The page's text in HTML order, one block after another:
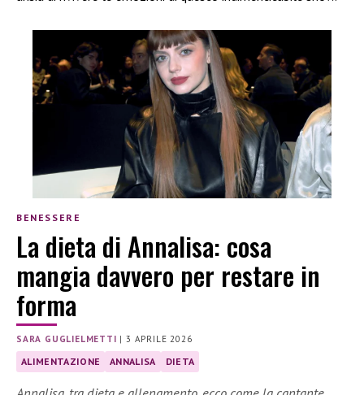
BENESSERE
La dieta di Annalisa: cosa
mangia davvero per restare in
forma
SARA GUGLIELMETTI |3 APRILE 2026
ALIMENTAZIONE ANNALISA DIETA